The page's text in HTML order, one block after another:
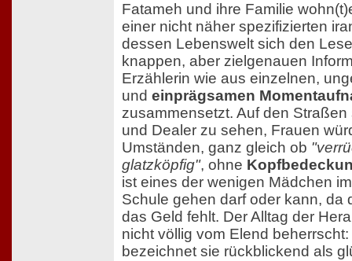
Fatameh und ihre Familie
einer nicht näher spezifizierten
dessen Lebenswelt sich den
knappen, aber zielgenauen
Erzählerin wie aus einzelnen,
und einprägsamen
zusammensetzt. Auf den
und Dealer zu sehen, Frauen
Umständen, ganz gleich ob
glatzköpfig", ohne
ist eines der wenigen Mädchen
Schule gehen darf oder kann, da
das Geld fehlt. Der Alltag der
nicht völlig vom Elend
bezeichnet sie rückblickend als